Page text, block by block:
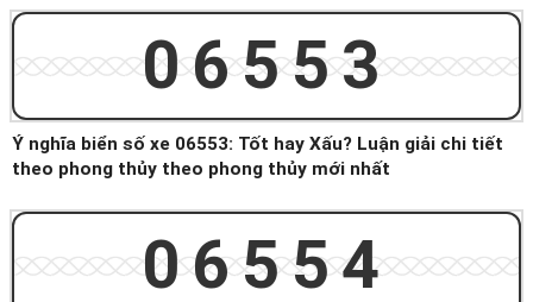
06553
Ý nghĩa biển số xe 06553: Tốt hay Xấu? Luận giải chi tiết
theo phong thủy theo phong thủy mới nhất
06554